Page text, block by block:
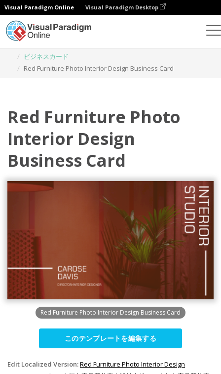
Visual Paradigm Online Visual Paradigm Desktop
ビジネスカード
Red Furniture Photo Interior Design Business Card
Red Furniture Photo
Interior Design
Business Card
Red Furniture Photo Interior Design Business Card
このテンプレートを編集する
Edit Localized Version:Red Furniture Photo Interior Design